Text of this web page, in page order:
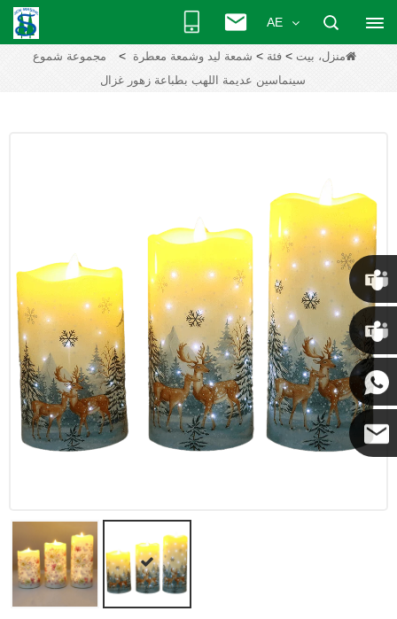
AE
منزل، بيت >فئة > شمعة ليد وشمعة معطرة >
مجموعة شموع
سينماسين عديمة اللهب بطباعة زهور غزال
كريس
كيني